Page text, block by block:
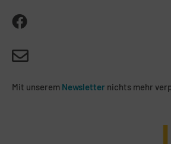
Mit unserem Newsletter nichts mehr